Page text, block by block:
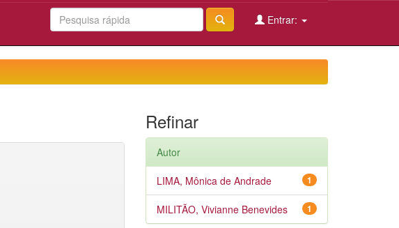
Entrar:
Refinar
Autor
1
LIMA, Mônica de Andrade
1
MILITÃO, Vivianne Benevides